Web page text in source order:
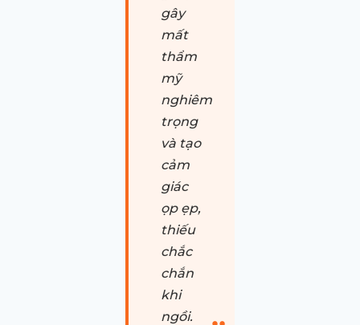
gây
mất
thẩm
mỹ
nghiêm
trọng
và tạo
cảm
giác
ọp ẹp,
thiếu
chắc
chắn
khi
ngồi.